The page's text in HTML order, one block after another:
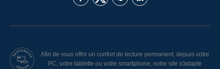
Afin de vous offrir un confort de lecture permanent, depuis votre
PC, votre tablette ou votre smartphone, notre site s'adapte